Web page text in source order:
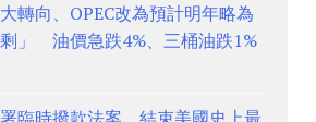
轉向、OPEC改為預計明年略為
剩」 油價急跌4%、三桶油跌1%